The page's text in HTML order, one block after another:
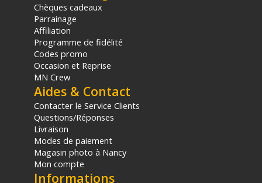
Chèques cadeaux
Parrainage
Affiliation
Programme de fidélité
Codes promo
Occasion et Reprise
MN Crew
Aides & Contact
Contacter le Service Clients
Questions/Réponses
Livraison
Modes de paiement
Magasin photo à Nancy
Mon compte
Informations